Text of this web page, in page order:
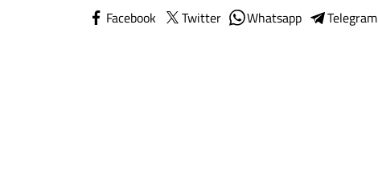
Facebook Twitter Whatsapp Telegram